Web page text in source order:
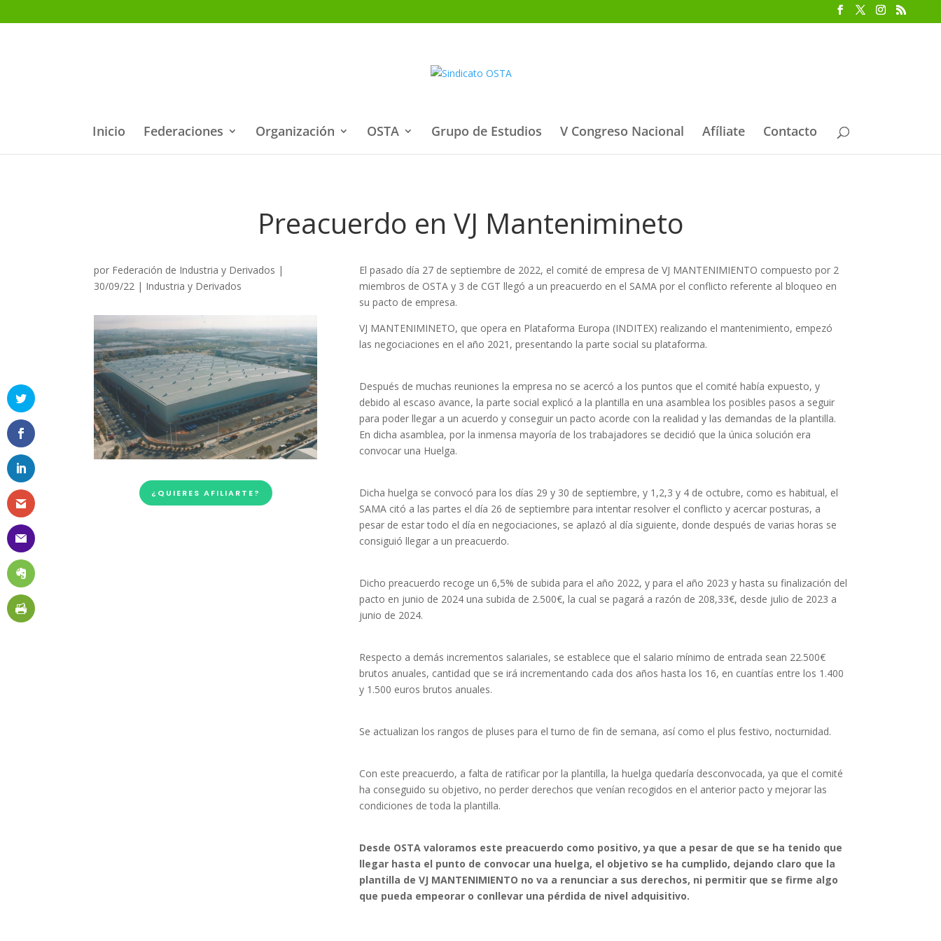
Inicio Federaciones Organización OSTA Grupo de Estudios V Congreso Nacional Afíliate Contacto
Preacuerdo en VJ Mantenimineto
por Federación de Industria y Derivados |
30/09/22 | Industria y Derivados
¿QUIERES AFILIARTE?
El pasado día 27 de septiembre de 2022, el comité de empresa de VJ MANTENIMIENTO compuesto por 2
miembros de OSTA y 3 de CGT llegó a un preacuerdo en el SAMA por el conflicto referente al bloqueo en
su pacto de empresa.
VJ MANTENIMINETO, que opera en Plataforma Europa (INDITEX) realizando el mantenimiento, empezó
las negociaciones en el año 2021, presentando la parte social su plataforma.
Después de muchas reuniones la empresa no se acercó a los puntos que el comité había expuesto, y
debido al escaso avance, la parte social explicó a la plantilla en una asamblea los posibles pasos a seguir
para poder llegar a un acuerdo y conseguir un pacto acorde con la realidad y las demandas de la plantilla.
En dicha asamblea, por la inmensa mayoría de los trabajadores se decidió que la única solución era
convocar una Huelga.
Dicha huelga se convocó para los días 29 y 30 de septiembre, y 1,2,3 y 4 de octubre, como es habitual, el
SAMA citó a las partes el día 26 de septiembre para intentar resolver el conflicto y acercar posturas, a
pesar de estar todo el día en negociaciones, se aplazó al día siguiente, donde después de varias horas se
consiguió llegar a un preacuerdo.
Dicho preacuerdo recoge un 6,5% de subida para el año 2022, y para el año 2023 y hasta su finalización del
pacto en junio de 2024 una subida de 2.500€, la cual se pagará a razón de 208,33€, desde julio de 2023 a
junio de 2024.
Respecto a demás incrementos salariales, se establece que el salario mínimo de entrada sean 22.500€
brutos anuales, cantidad que se irá incrementando cada dos años hasta los 16, en cuantías entre los 1.400
y 1.500 euros brutos anuales.
Se actualizan los rangos de pluses para el turno de fin de semana, así como el plus festivo, nocturnidad.
Con este preacuerdo, a falta de ratificar por la plantilla, la huelga quedaría desconvocada, ya que el comité
ha conseguido su objetivo, no perder derechos que venían recogidos en el anterior pacto y mejorar las
condiciones de toda la plantilla.
Desde OSTA valoramos este preacuerdo como positivo, ya que a pesar de que se ha tenido que
llegar hasta el punto de convocar una huelga, el objetivo se ha cumplido, dejando claro que la
plantilla de VJ MANTENIMIENTO no va a renunciar a sus derechos, ni permitir que se firme algo
que pueda empeorar o conllevar una pérdida de nivel adquisitivo.